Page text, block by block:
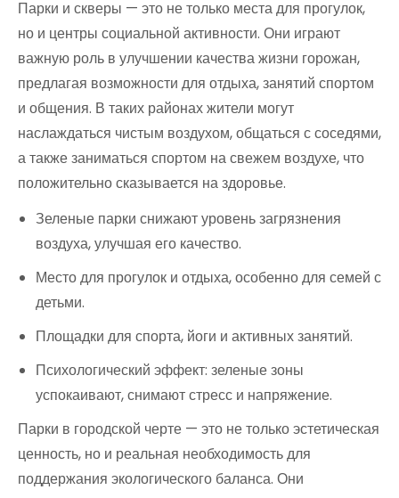
Парки и скверы — это не только места для прогулок,
но и центры социальной активности. Они играют
важную роль в улучшении качества жизни горожан,
предлагая возможности для отдыха, занятий спортом
и общения. В таких районах жители могут
наслаждаться чистым воздухом, общаться с соседями,
а также заниматься спортом на свежем воздухе, что
положительно сказывается на здоровье.
Зеленые парки снижают уровень загрязнения
воздуха, улучшая его качество.
Место для прогулок и отдыха, особенно для семей с
детьми.
Площадки для спорта, йоги и активных занятий.
Психологический эффект: зеленые зоны
успокаивают, снимают стресс и напряжение.
Парки в городской черте — это не только эстетическая
ценность, но и реальная необходимость для
поддержания экологического баланса. Они